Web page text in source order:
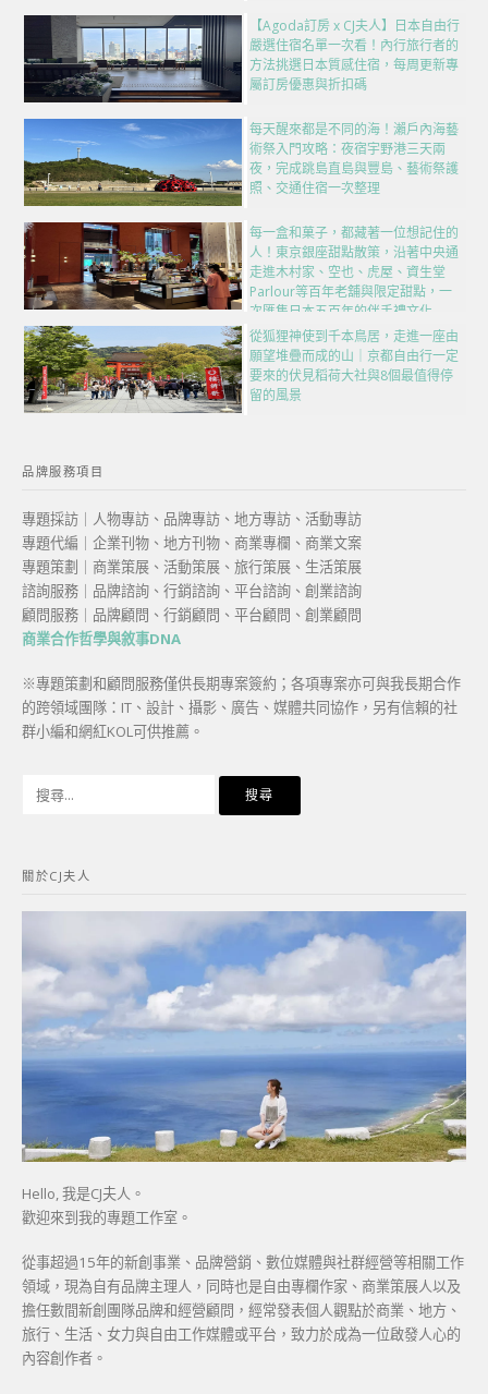
【Agoda訂房 x CJ夫人】日本自由行
嚴選住宿名單一次看！內行旅行者的
方法挑選日本質感住宿，每周更新專
屬訂房優惠與折扣碼
每天醒來都是不同的海！瀨戶內海藝
術祭入門攻略：夜宿宇野港三天兩
夜，完成跳島直島與豐島、藝術祭護
照、交通住宿一次整理
每一盒和菓子，都藏著一位想記住的
人！東京銀座甜點散策，沿著中央通
走進木村家、空也、虎屋、資生堂
Parlour等百年老舖與限定甜點，一
次匯集日本五百年的伴手禮文化
從狐狸神使到千本鳥居，走進一座由
願望堆疊而成的山｜京都自由行一定
要來的伏見稻荷大社與8個最值得停
留的風景
品牌服務項目
專題採訪｜人物專訪、品牌專訪、地方專訪、活動專訪
專題代編｜企業刊物、地方刊物、商業專欄、商業文案
專題策劃｜商業策展、活動策展、旅行策展、生活策展
諮詢服務｜品牌諮詢、行銷諮詢、平台諮詢、創業諮詢
顧問服務｜品牌顧問、行銷顧問、平台顧問、創業顧問
商業合作哲學與敘事DNA
※專題策劃和顧問服務僅供長期專案簽約；各項專案亦可與我長期合作
的跨領域團隊：IT、設計、攝影、廣告、媒體共同協作，另有信賴的社
群小編和網紅KOL可供推薦。
字:
關於CJ夫人
Hello, 我是CJ夫人。
歡迎來到我的專題工作室。
從事超過15年的新創事業、品牌營銷、數位媒體與社群經營等相關工作
領域，現為自有品牌主理人，同時也是自由專欄作家、商業策展人以及
擔任數間新創團隊品牌和經營顧問，經常發表個人觀點於商業、地方、
旅行、生活、女力與自由工作媒體或平台，致力於成為一位啟發人心的
內容創作者。